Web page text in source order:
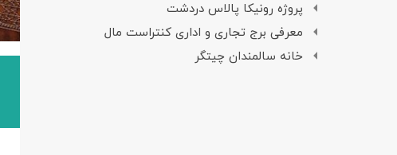
پروژه رونیکا پالاس دردشت
معرفی برج تجاری و اداری کنتراست مال
خانه سالمندان چیتگر